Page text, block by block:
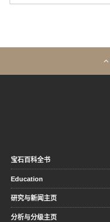
宝石百科全书
Education
研究与新闻主页
分析与分级主页